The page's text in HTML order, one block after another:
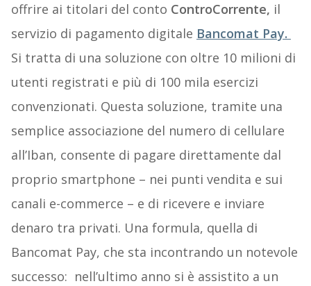
offrire ai titolari del conto ControCorrente, il
servizio di pagamento digitale Bancomat Pay.
Si tratta di una soluzione con oltre 10 milioni di
utenti registrati e più di 100 mila esercizi
convenzionati. Questa soluzione, tramite una
semplice associazione del numero di cellulare
all’Iban, consente di pagare direttamente dal
proprio smartphone – nei punti vendita e sui
canali e-commerce – e di ricevere e inviare
denaro tra privati. Una formula, quella di
Bancomat Pay, che sta incontrando un notevole
successo: nell’ultimo anno si è assistito a un